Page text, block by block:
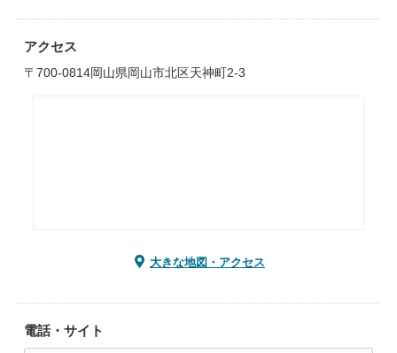
アクセス
〒700-0814岡山県岡山市北区天神町2-3
大きな地図・アクセス
電話・サイト